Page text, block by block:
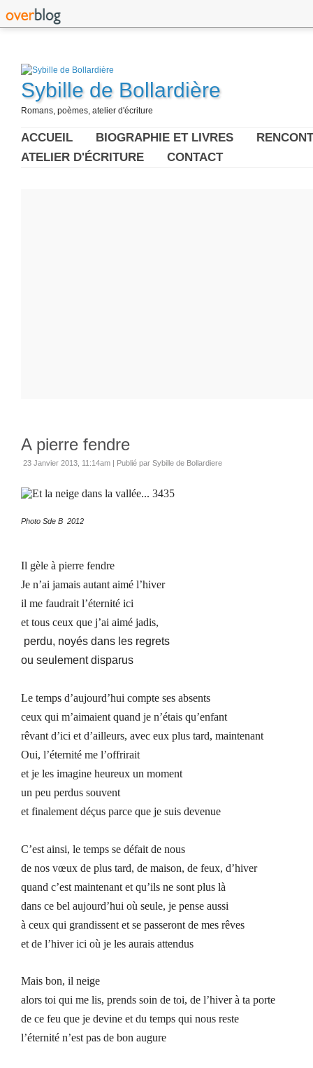
Sybille de Bollardière
Romans, poèmes, atelier d'écriture
ACCUEIL BIOGRAPHIE ET LIVRES
ATELIER D'ÉCRITURE
CONTACT
A pierre fendre
23 Janvier 2013, 11:14am | Publié par Sybille de Bollardiere
Photo Sde B 2012
Il gèle à pierre fendre
Je n’ai jamais autant aimé l’hiver
il me faudrait l’éternité ici
et tous ceux que j’ai aimé jadis,
perdu, noyés dans les regrets
ou seulement disparus
Le temps d’aujourd’hui compte ses absents
ceux qui m’aimaient quand je n’étais qu’enfant
rêvant d’ici et d’ailleurs, avec eux plus tard, maintenant
Oui, l’éternité me l’offrirait
et je les imagine heureux un moment
un peu perdus souvent
et finalement déçus parce que je suis devenue
C’est ainsi, le temps se défait de nous
de nos vœux de plus tard, de maison, de feux, d’hiver
quand c’est maintenant et qu’ils ne sont plus là
dans ce bel aujourd’hui où seule, je pense aussi
à ceux qui grandissent et se passeront de mes rêves
et de l’hiver ici où je les aurais attendus
Mais bon, il neige
alors toi qui me lis, prends soin de toi, de l’hiver à ta porte
de ce feu que je devine et du temps qui nous reste
l’éternité n’est pas de bon augure